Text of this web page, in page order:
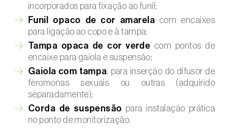
incorporados para fixação ao funil;
Funil opaco de cor amarela com encaixes
para ligação ao copo e à tampa;
Tampa opaca de cor verde com pontos de
encaixe para gaiola e suspensão;
Gaiola com tampa, para inserção do difusor de
feromonas sexuais ou outras (adquirido
separadamente);
Corda de suspensão para instalação prática
no ponto de monitorização.